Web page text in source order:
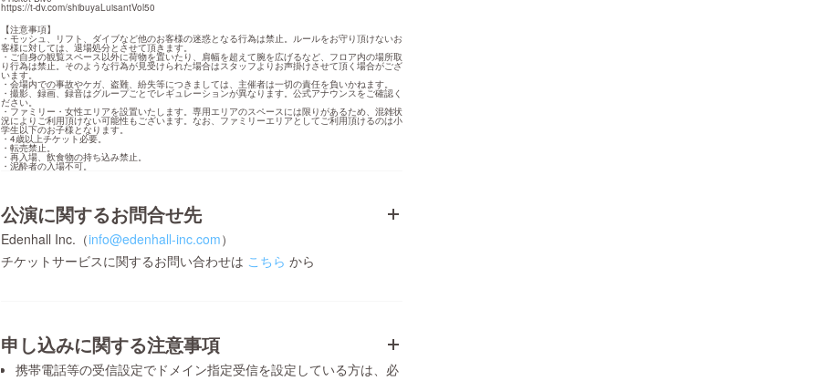
https://t-dv.com/shibuyaLuisantVol50
【注意事項】
・モッシュ、リフト、ダイブなど他のお客様の迷惑となる行為は禁止。ルールをお守り頂けないお
客様に対しては、退場処分とさせて頂きます。
・ご自身の観覧スペース以外に荷物を置いたり、肩幅を超えて腕を広げるなど、フロア内の場所取
り行為は禁止。そのような行為が見受けられた場合はスタッフよりお声掛けさせて頂く場合がござ
います。
・会場内での事故やケガ、盗難、紛失等につきましては、主催者は一切の責任を負いかねます。
・撮影、録画、録音はグループごとでレギュレーションが異なります。公式アナウンスをご確認く
ださい。
・ファミリー・女性エリアを設置いたします。専用エリアのスペースには限りがあるため、混雑状
況によりご利用頂けない可能性もございます。なお、ファミリーエリアとしてご利用頂けるのは小
学生以下のお子様となります。
・4歳以上チケット必要。
・転売禁止。
・再入場、飲食物の持ち込み禁止。
・泥酔者の入場不可。
公演に関するお問合せ先
Edenhall Inc.（info@edenhall-inc.com）
チケットサービスに関するお問い合わせは こちら から
申し込みに関する注意事項
携帯電話等の受信設定でドメイン指定受信を設定している方は、必